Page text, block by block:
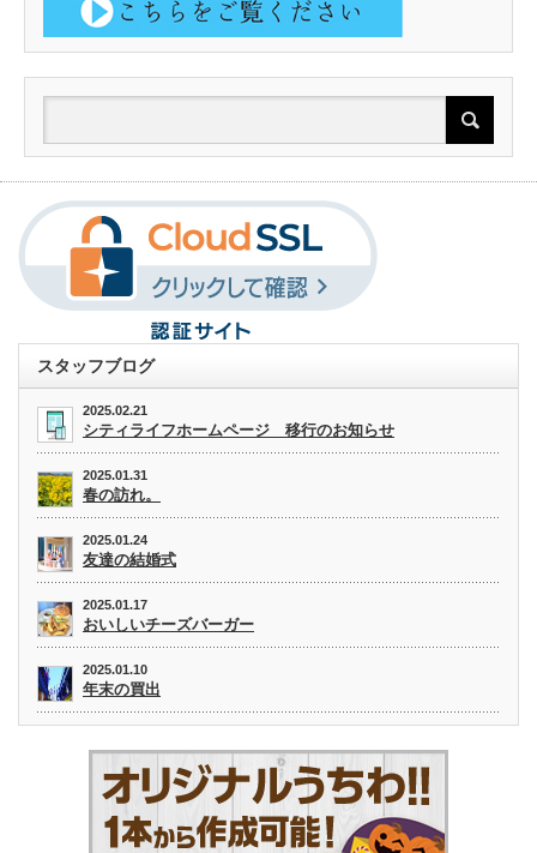
スタッフブログ
2025.02.21
シティライフホームページ 移行のお知らせ
2025.01.31
春の訪れ。
2025.01.24
友達の結婚式
2025.01.17
おいしいチーズバーガー
2025.01.10
年末の買出